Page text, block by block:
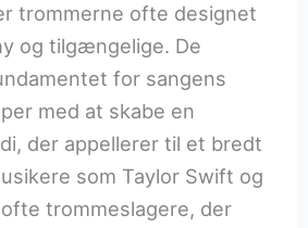
trommerne ofte designet
og tilgængelige. De
for sangens
med at skabe en
der appellerer til et bredt
som Taylor Swift og
trommeslagere, der